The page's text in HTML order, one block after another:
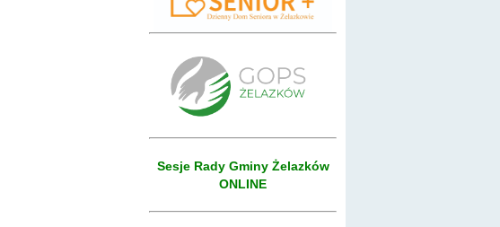
Sesje Rady Gminy Żelazków
ONLINE